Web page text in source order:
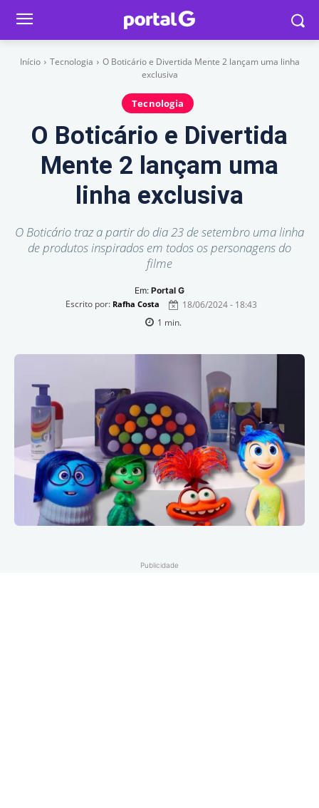
Início Tecnologia
O Boticário e Divertida Mente 2 lançam uma linha
exclusiva
Tecnologia
O Boticário e Divertida
Mente 2 lançam uma
linha exclusiva
O Boticário traz a partir do dia 23 de setembro uma linha
de produtos inspirados em todos os personagens do
filme
Em: Portal G
Escrito por: Rafha Costa
18/06/2024 - 18:43
1 min.
Publicidade